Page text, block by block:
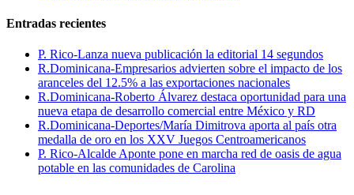
Entradas recientes
P. Rico-Lanza nueva publicación la editorial 14 segundos
R.Dominicana-Empresarios advierten sobre el impacto de los
aranceles del 12.5% a las exportaciones nacionales
R.Dominicana-Roberto Álvarez destaca oportunidad para una
nueva etapa de desarrollo comercial entre México y RD
R.Dominicana-Deportes/María Dimitrova aporta al país otra
medalla de oro en los XXV Juegos Centroamericanos
P. Rico-Alcalde Aponte pone en marcha red de oasis de agua
potable en las comunidades de Carolina